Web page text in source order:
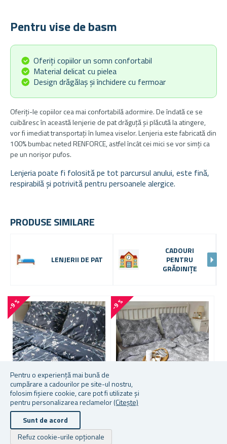
Pentru o experiență mai bună de
cumpărare a cadourilor pe site-ul nostru,
folosim fișiere cookie, care pot fi utilizate și
pentru personalizarea reclamelor(Citește)
Sunt de acord
Refuz cookie-urile opționale
Pentru vise de basm
Oferiți copiilor un somn confortabil
Material delicat cu pielea
Design drăgălaș și închidere cu fermoar
Oferiți-le copiilor cea mai confortabilă adormire. De îndată ce se
cuibăresc în această lenjerie de pat drăguță și plăcută la atingere,
vor fi imediat transportați în lumea viselor. Lenjeria este fabricată din
100% bumbac neted RENFORCE, astfel încât cei mici se vor simți ca
pe un norișor pufos.
Lenjeria poate fi folosită pe tot parcursul anului, este fină,
respirabilă și potrivită pentru persoanele alergice.
PRODUSE SIMILARE
LENJERII DE PAT
CADOURI
PENTRU
GRĂDINIȚE
-9 %
LENJERIE DE PAT DIN
BUMBAC - FLORI ALBE
-9 %